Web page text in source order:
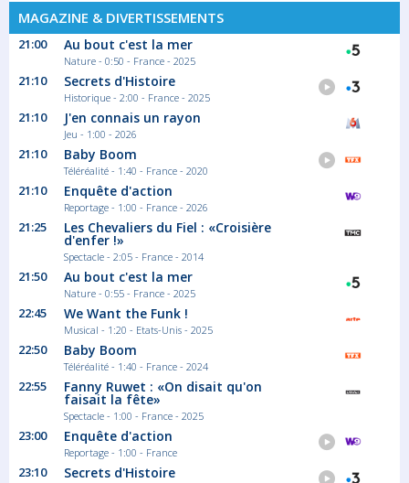
MAGAZINE & DIVERTISSEMENTS
21:00 Au bout c'est la mer
Nature - 0:50 - France - 2025
21:10 Secrets d'Histoire
Historique - 2:00 - France - 2025
21:10 J'en connais un rayon
Jeu - 1:00 - 2026
21:10 Baby Boom
Téléréalité - 1:40 - France - 2020
21:10 Enquête d'action
Reportage - 1:00 - France - 2026
21:25 Les Chevaliers du Fiel : «Croisière
d'enfer !»
Spectacle - 2:05 - France - 2014
21:50 Au bout c'est la mer
Nature - 0:55 - France - 2025
22:45 We Want the Funk !
Musical - 1:20 - Etats-Unis - 2025
22:50 Baby Boom
Téléréalité - 1:40 - France - 2024
22:55 Fanny Ruwet : «On disait qu'on
faisait la fête»
Spectacle - 1:00 - France - 2025
23:00 Enquête d'action
Reportage - 1:00 - France
23:10 Secrets d'Histoire